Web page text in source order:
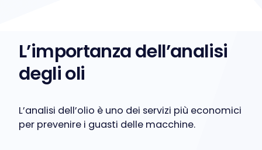
L’importanza dell’analisi
degli oli
L’analisi dell’olio è uno dei servizi più economici
per prevenire i guasti delle macchine.